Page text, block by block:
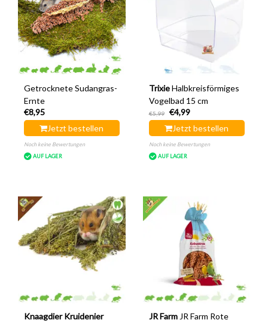
Getrocknete Sudangras-
Ernte
€8,95
Jetzt bestellen
Noch keine Bewertungen
AUF LAGER
Trixie Halbkreisförmiges
Vogelbad 15 cm
€5,99
€4,99
Jetzt bestellen
Noch keine Bewertungen
AUF LAGER
Knaagdier Kruidenier
JR Farm JR Farm Rote